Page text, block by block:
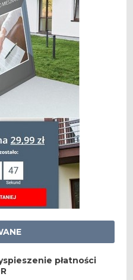
płatności